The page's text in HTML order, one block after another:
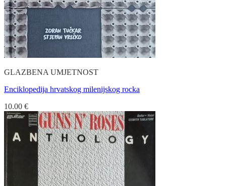
GLAZBENA UMJETNOST
Enciklopedija hrvatskog milenijskog rocka
10.00 €